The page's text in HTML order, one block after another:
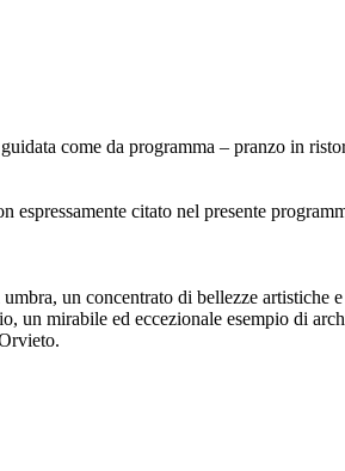
come da programma – pranzo in
citato nel presente
un concentrato di bellezze artistiche e
un mirabile ed eccezionale esempio di